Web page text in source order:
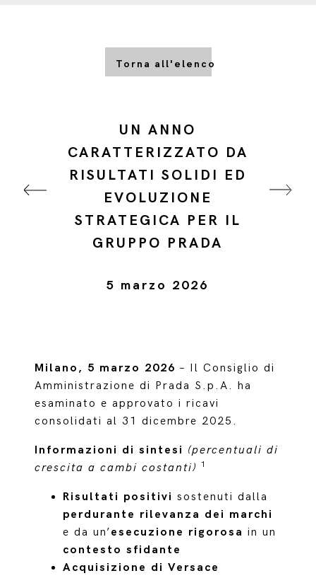
Torna all'elenco
UN ANNO
CARATTERIZZATO DA
RISULTATI SOLIDI ED
EVOLUZIONE
STRATEGICA PER IL
GRUPPO PRADA
5 marzo 2026
Milano, 5 marzo 2026 – Il Consiglio di
Amministrazione di Prada S.p.A. ha
esaminato e approvato i ricavi
consolidati al 31 dicembre 2025.
Informazioni di sintesi (percentuali di
crescita a cambi costanti) 1
Risultati positivi sostenuti dalla
perdurante rilevanza dei marchi
e da un’esecuzione rigorosa in un
contesto sfidante
Acquisizione di Versace